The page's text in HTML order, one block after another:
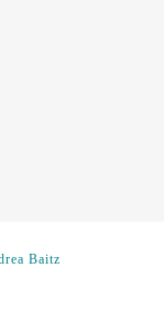
Baitz